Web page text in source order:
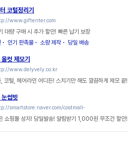
코털정리기
www.giftenter.com
대량 구매 시 추가 할인! 빠른 납기 보장
인기 판촉물 소량 제작 당일 배송
컷 제모기
www.delyvely.co.kr
코털, 헤어라인 어디든! 스치기만 해도 깔끔하게 제모 끝!
썹빗
smartstore.naver.com/costmall-
쇼핑몰 성지! 당일발송! 알림받기 1,000원 무조건 할인!